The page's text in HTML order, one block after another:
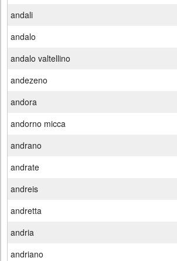
andali
andalo
andalo valtellino
andezeno
andora
andorno micca
andrano
andrate
andreis
andretta
andria
andriano